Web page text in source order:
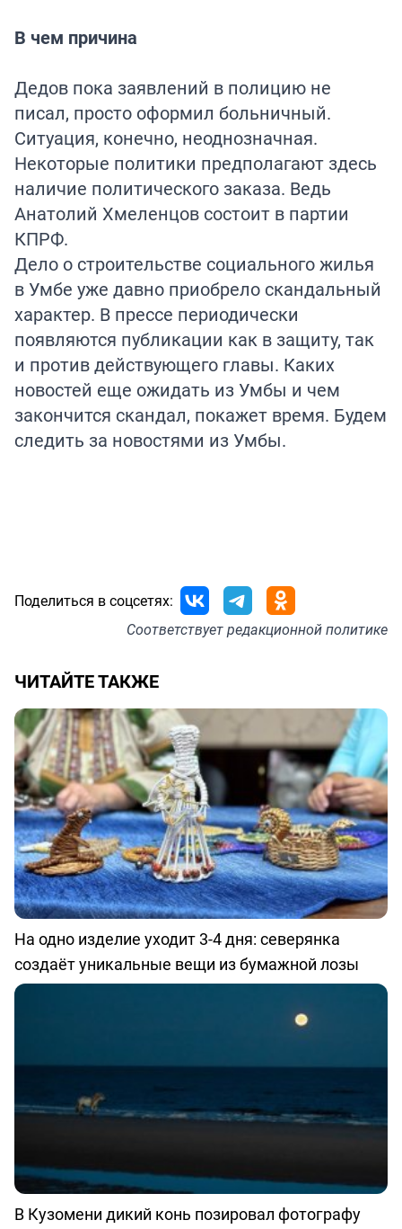
В чем причина
Дедов пока заявлений в полицию не
писал, просто оформил больничный.
Ситуация, конечно, неоднозначная.
Некоторые политики предполагают здесь
наличие политического заказа. Ведь
Анатолий Хмеленцов состоит в партии
КПРФ.
Дело о строительстве социального жилья
в Умбе уже давно приобрело скандальный
характер. В прессе периодически
появляются публикации как в защиту, так
и против действующего главы. Каких
новостей еще ожидать из Умбы и чем
закончится скандал, покажет время. Будем
следить за новостями из Умбы.
Поделиться в соцсетях:
Соответствуетредакционной политике
ЧИТАЙТЕ ТАКЖЕ
На одно изделие уходит 3-4 дня: северянка
создаёт уникальные вещи из бумажной лозы
В Кузомени дикий конь позировал фотографу